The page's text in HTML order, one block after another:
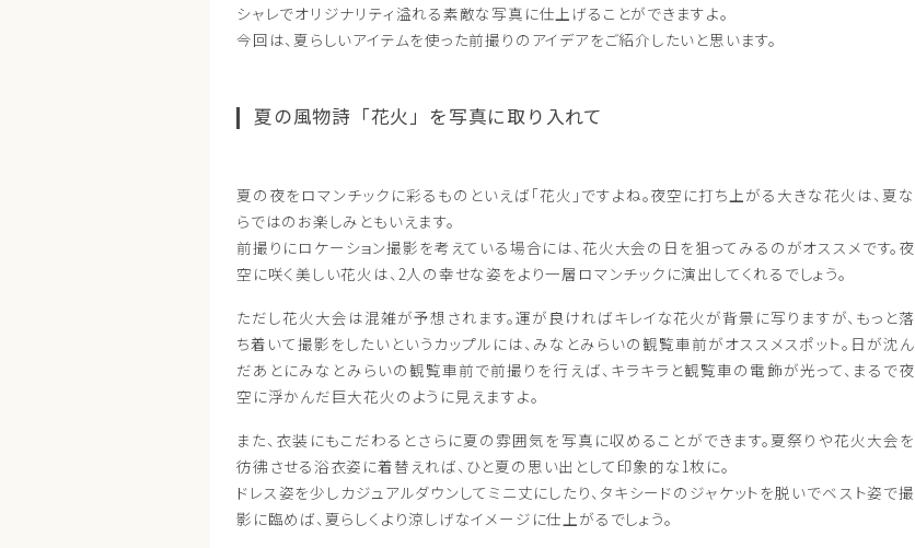
シャレでオリジナリティ溢れる素敵な写真に仕上げることができますよ。
今回は、夏らしいアイテムを使った前撮りのアイデアをご紹介したいと思います。
夏の風物詩「花火」を写真に取り入れて
夏の夜をロマンチックに彩るものといえば「花火」ですよね。夜空に打ち上がる大きな花火は、夏な
らではのお楽しみともいえます。
前撮りにロケーション撮影を考えている場合には、花火大会の日を狙ってみるのがオススメです。夜
空に咲く美しい花火は、2人の幸せな姿をより一層ロマンチックに演出してくれるでしょう。
ただし花火大会は混雑が予想されます。運が良ければキレイな花火が背景に写りますが、もっと落
ち着いて撮影をしたいというカップルには、みなとみらいの観覧車前がオススメスポット。日が沈ん
だあとにみなとみらいの観覧車前で前撮りを行えば、キラキラと観覧車の電飾が光って、まるで夜
空に浮かんだ巨大花火のように見えますよ。
また、衣装にもこだわるとさらに夏の雰囲気を写真に収めることができます。夏祭りや花火大会を
彷彿させる浴衣姿に着替えれば、ひと夏の思い出として印象的な1枚に。
ドレス姿を少しカジュアルダウンしてミニ丈にしたり、タキシードのジャケットを脱いでベスト姿で撮
影に臨めば、夏らしくより涼しげなイメージに仕上がるでしょう。